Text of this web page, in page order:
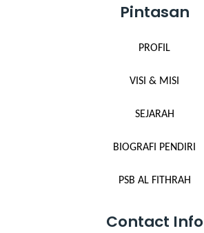
Pintasan
PROFIL
VISI & MISI
SEJARAH
BIOGRAFI PENDIRI
PSB AL FITHRAH
Contact Info